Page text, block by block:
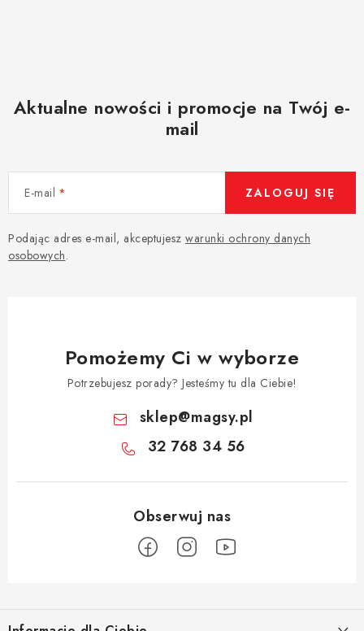
Aktualne nowości i promocje na Twój e-
mail
E-mail
Podając adres e-mail, akceptujesz warunki ochrony danych
osobowych.
ZALOGUJ SIĘ
Pomożemy Ci w wyborze
Potrzebujesz porady? Jesteśmy tu dla Ciebie!
sklep@magsy.pl
32 768 34 56